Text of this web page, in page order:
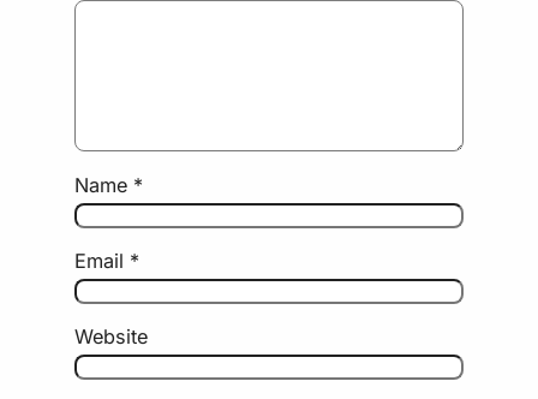
Name *
Email *
Website